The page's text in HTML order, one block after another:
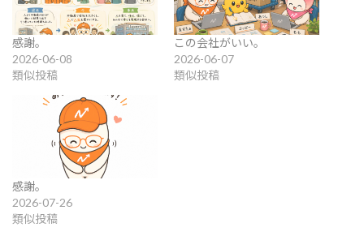
感謝。
2026-06-08
類似投稿
この会社がいい。
2026-06-07
類似投稿
感謝。
2026-07-26
類似投稿